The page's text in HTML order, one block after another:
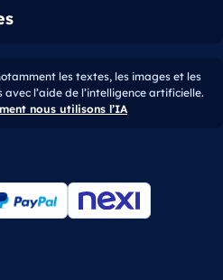
les textes, les images et les
l’aide de l’intelligence artificielle.
nous utilisons l’IA